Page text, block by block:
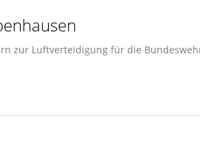
zur Luftverteidigung für die